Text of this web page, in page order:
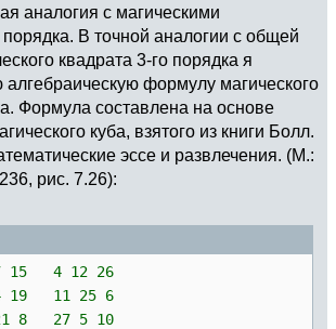
аналогия с магическими
порядка. В точной аналогии с общей
квадрата 3-го порядка я
формулу магического
Формула составлена на основе
куба, взятого из книги Болл.
эссе и развлечения. (М.:
рис. 7.26):
15 4 12 26
19 11 25 6
8 27 5 10